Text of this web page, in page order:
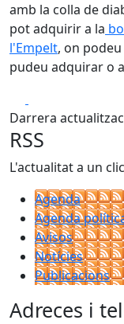
amb la colla de
pot adquirir a la
l'Empelt, on
pudeu adquirar o a
Darrera
RSS
L'actualitat a un clic
Agenda
Agenda
Avisos
Notícies
Publicacions
Adreces i